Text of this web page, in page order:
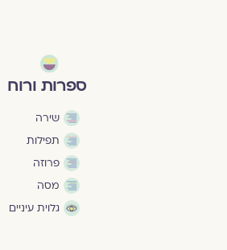
ספרות ורוח
שירה
תפילות
פרוזה
מסה
גלוית עיניים